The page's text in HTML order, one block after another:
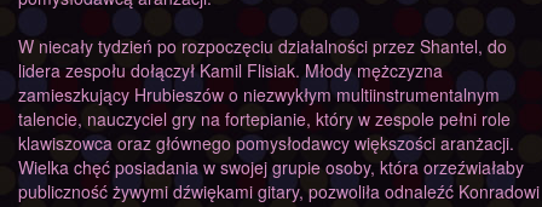
W niecały tydzień po rozpoczęciu działalności przez Shantel, do
lidera zespołu dołączył Kamil Flisiak. Młody mężczyzna
zamieszkujący Hrubieszów o niezwykłym multiinstrumentalnym
talencie, nauczyciel gry na fortepianie, który w zespole pełni role
klawiszowca oraz głównego pomysłodawcy większości aranżacji.
Wielka chęć posiadania w swojej grupie osoby, która orzeźwiałaby
publiczność żywymi dźwiękami gitary, pozwoliła odnaleźć Konradowi